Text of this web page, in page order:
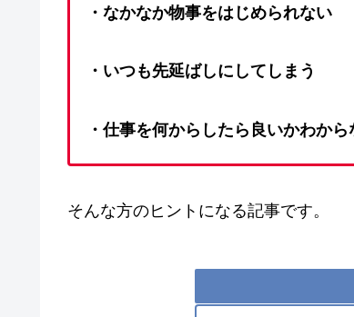
・なかなか物事をはじめられない
・いつも先延ばしにしてしまう
・仕事を何からしたら良いかわから
そんな方のヒントになる記事です。